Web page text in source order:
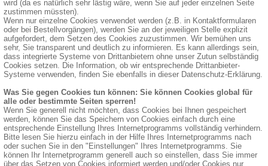
wird (da es natürlich sehr lästig wäre, wenn Sie auf jeder einzelnen Seite
zustimmen müssten).
Wenn nur einzelne Cookies verwendet werden (z.B. in Kontaktformularen
oder bei Bestellvorgängen), werden Sie an der jeweiligen Stelle explizit
aufgefordert, dem Setzen des Cookies zuzustimmen. Wir bemühen uns
sehr, Sie transparent und deutlich zu informieren. Es kann allerdings sein,
dass integrierte Systeme von Drittanbietern ohne unser Zutun selbständig
Cookies setzen. Die Information, ob wir entsprechende Drittanbieter-
Systeme verwenden, finden Sie ebenfalls in dieser Datenschutz-Erklärung.
Was Sie gegen Cookies tun können: Sie können Cookies global für
alle oder bestimmte Seiten sperren!
Wenn Sie generell nicht möchten, dass Cookies bei Ihnen gespeichert
werden, können Sie das Speichern von Cookies einfach durch eine
entsprechende Einstellung Ihres Internetprogramms vollständig verhindern.
Bitte lesen Sie hierzu einfach in der Hilfe Ihres Internetprogramms nach
oder suchen Sie in den "Einstellungen" Ihres Internetprogramms. Sie
können Ihr Internetprogramm generell auch so einstellen, dass Sie immer
über das Setzen von Cookies informiert werden und/oder Cookies nur